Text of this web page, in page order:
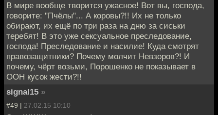
В мире вообще творится ужасное! Вот вы, господа,
говорите: "Пчёлы"... А коровы?!! Их не только
обирают, их ещё по три раза на дню за сиськи
теребят! В это уже сексуальное преследование,
господа! Преследование и насилие! Куда смотрят
правозащитники? Почему молчит Невзоров?! И
почему, чёрт возьми, Порошенко не показывает в
ООН кусок жести?!!
signal15 »
#49 | 27.02.15 10:10